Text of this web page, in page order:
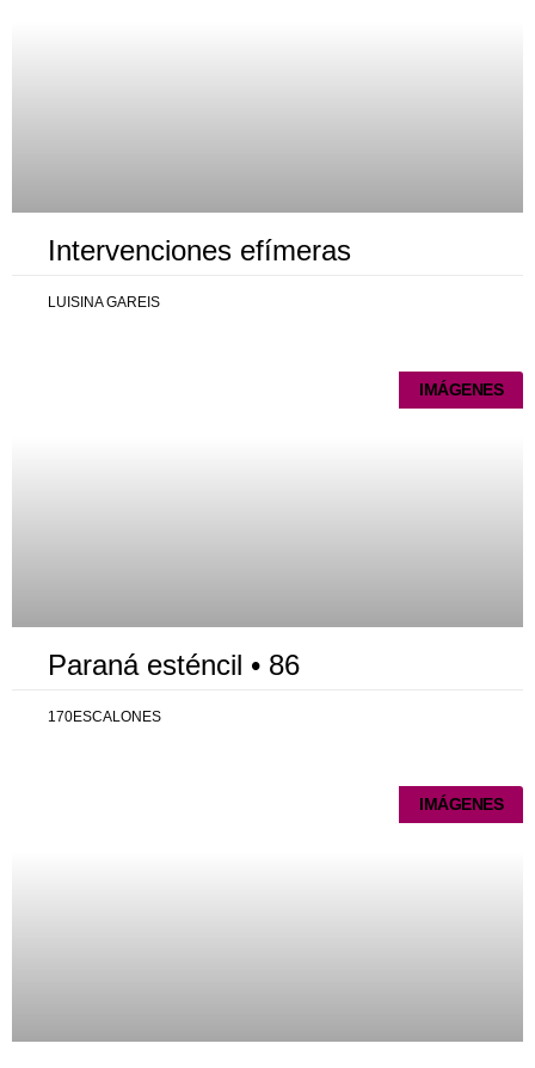
Intervenciones efímeras
LUISINA GAREIS
IMÁGENES
Paraná esténcil • 86
170ESCALONES
IMÁGENES